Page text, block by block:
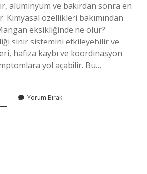
alüminyum ve bakırdan sonra en
Kimyasal özellikleri bakımından
eksikliğinde ne olur?
sinir sistemini etkileyebilir ve
hafıza kaybı ve koordinasyon
yol açabilir. Bu…
Mangan
Yorum Bırak